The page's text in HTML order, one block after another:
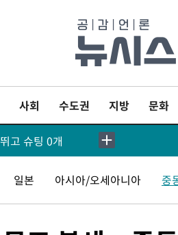
사회 수도권 지방 문화
[속보]장은수, KLPGA 제주삼다수 역전 우승…데뷔 10년 차에 첫 정상
손흥민, 68분 뛰고 2경기 침묵…LAFC, 톨루카에 1-0 승리(종합)
고 슈팅 0개
없는 특급대우'
'여긴 20도, 저긴 50도'…열화상 카메라로 본 폭염 저감시설 '온도차'
일본 아시아/오세아니아 중